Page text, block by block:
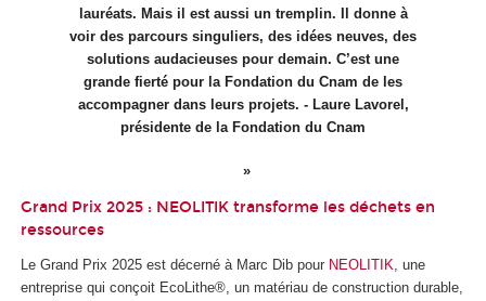
lauréats. Mais il est aussi un tremplin. Il donne à
voir des parcours singuliers, des idées neuves, des
solutions audacieuses pour demain. C’est une
grande fierté pour la Fondation du Cnam de les
accompagner dans leurs projets. - Laure Lavorel,
présidente de la Fondation du Cnam
Grand Prix 2025 : NEOLITIK transforme les déchets en
ressources
Le Grand Prix 2025 est décerné à Marc Dib pour NEOLITIK, une
entreprise qui conçoit EcoLithe®, un matériau de construction durable,